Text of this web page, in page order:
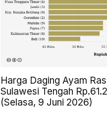
Harga Daging Ayam
Sulawesi Tengah
(Selasa, 9 Juni 2026)